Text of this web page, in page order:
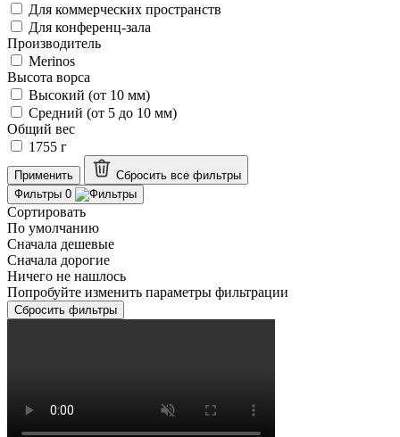
Для коммерческих пространств
Для конференц-зала
Производитель
Merinos
Высота ворса
Высокий (от 10 мм)
Средний (от 5 до 10 мм)
Общий вес
1755 г
Применить Сбросить все фильтры
Фильтры 0
Сортировать
По умолчанию
Сначала дешевые
Сначала дорогие
Ничего не нашлось
Попробуйте изменить параметры фильтрации
Сбросить фильтры